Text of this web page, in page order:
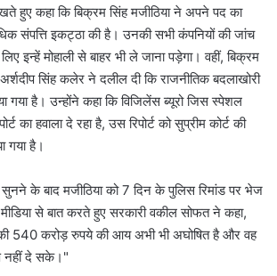
हुए कहा कि बिक्रम सिंह मजीठिया ने अपने पद का
संपत्ति इकट्ठा की है। उनकी सभी कंपनियों की जांच
इन्हें मोहाली से बाहर भी ले जाना पड़ेगा। वहीं, बिक्रम
सिंह कलेर ने दलील दी कि राजनीतिक बदलाखोरी
है। उन्होंने कहा कि विजिलेंस ब्यूरो जिस स्पेशल
का हवाला दे रहा है, उस रिपोर्ट को सुप्रीम कोर्ट की
गया है।
सुनने के बाद मजीठिया को 7 दिन के पुलिस रिमांड पर भेज
से बात करते हुए सरकारी वकील सोफत ने कहा,
की 540 करोड़ रुपये की आय अभी भी अघोषित है और वह
नहीं दे सके।"